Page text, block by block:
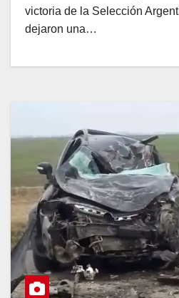
victoria de la Selección
dejaron una…